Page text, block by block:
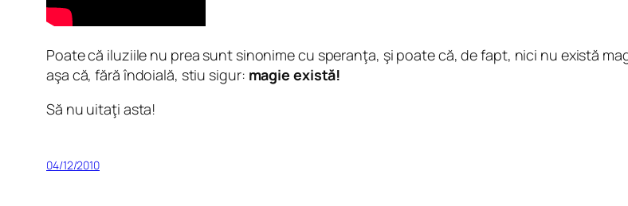
Poate că iluziile nu prea sunt sinonime cu speranţa, şi poate că, de fapt, nici nu există
aşa că, fără îndoială, stiu sigur: magie există!
Să nu uitaţi asta!
04/12/2010